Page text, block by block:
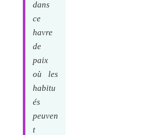
dans
ce
havre
de
paix
où les
habitu
és
peuven
t